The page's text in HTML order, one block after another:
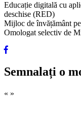
Educație digitală cu
deschise (RED)
Mijloc de învățământ
Omologat selectiv de
Semnalați o
« »